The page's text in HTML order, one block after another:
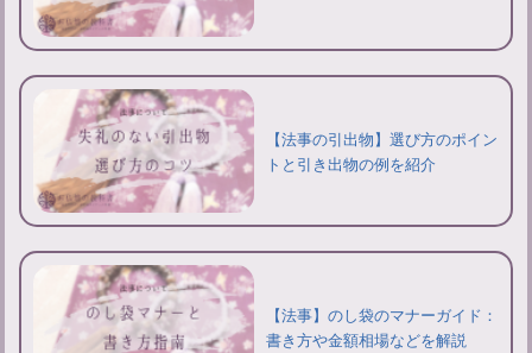
【法事の引出物】選び方のポイン
トと引き出物の例を紹介
【法事】のし袋のマナーガイド：
書き方や金額相場などを解説